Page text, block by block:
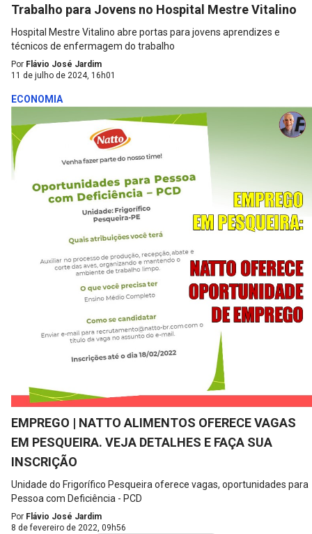
Trabalho para Jovens no Hospital Mestre Vitalino
Hospital Mestre Vitalino abre portas para jovens aprendizes e
técnicos de enfermagem do trabalho
Por Flávio José Jardim
11 de julho de 2024, 16h01
ECONOMIA
EMPREGO | NATTO ALIMENTOS OFERECE VAGAS
EM PESQUEIRA. VEJA DETALHES E FAÇA SUA
INSCRIÇÃO
Unidade do Frigorífico Pesqueira oferece vagas, oportunidades para
Pessoa com Deficiência - PCD
Por Flávio José Jardim
8 de fevereiro de 2022, 09h56